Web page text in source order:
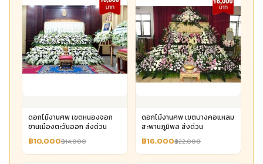
ดอกไม้งานศพ เขตหนองจอก
ชานเมืองตะวันออก ส่งด่วน
฿10,000฿14,000
ดอกไม้งานศพ เขตบางคอแหลม
สะพานภูมิพล ส่งด่วน
฿16,000฿22,000